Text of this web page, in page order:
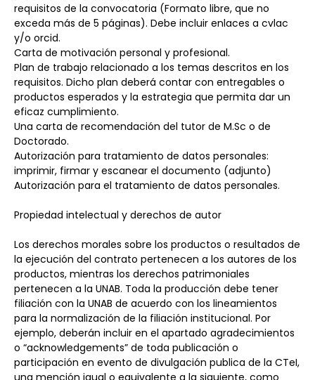
requisitos de la convocatoria (Formato libre, que no
exceda más de 5 páginas). Debe incluir enlaces a cvlac
y/o orcid.
Carta de motivación personal y profesional.
Plan de trabajo relacionado a los temas descritos en los
requisitos. Dicho plan deberá contar con entregables o
productos esperados y la estrategia que permita dar un
eficaz cumplimiento.
Una carta de recomendación del tutor de M.Sc o de
Doctorado.
Autorización para tratamiento de datos personales:
imprimir, firmar y escanear el documento (adjunto)
Autorización para el tratamiento de datos personales.
Propiedad intelectual y derechos de autor
Los derechos morales sobre los productos o resultados de
la ejecución del contrato pertenecen a los autores de los
productos, mientras los derechos patrimoniales
pertenecen a la UNAB. Toda la producción debe tener
filiación con la UNAB de acuerdo con los lineamientos
para la normalización de la filiación institucional. Por
ejemplo, deberán incluir en el apartado agradecimientos
o “acknowledgements” de toda publicación o
participación en evento de divulgación publica de la CTeI,
una mención igual o equivalente a la siguiente, como